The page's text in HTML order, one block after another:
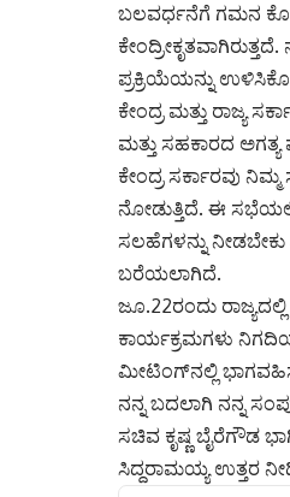
ಬಲವರ್ಧನೆಗೆ ಗಮನ
ಪ್ರಕ್ರಿಯೆಯನ್ನು
ಕೇಂದ್ರ ಮತ್ತು ರಾಜ್ಯ
ಮತ್ತು ಸಹಕಾರದ
ಕೇಂದ್ರ ಸರ್ಕಾರವು
ನೋಡುತ್ತಿದೆ. ಈ
ಸಲಹೆಗಳನ್ನು
ಬರೆಯಲಾಗಿದೆ.
ಜೂ.22ರಂದು
ಕಾರ್ಯಕ್ರಮಗಳು
ಮೀಟಿಂಗ್‌ನಲ್ಲಿ
ನನ್ನ ಬದಲಾಗಿ ನನ್ನ
ಸಚಿವ ಕೃಷ್ಣ ಬೈರೆಗೌಡ
ಸಿದ್ದರಾಮಯ್ಯ ಉತ್ತರ